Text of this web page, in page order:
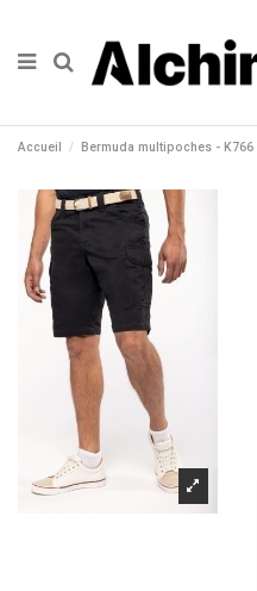
Accueil Bermuda multipoches - K766